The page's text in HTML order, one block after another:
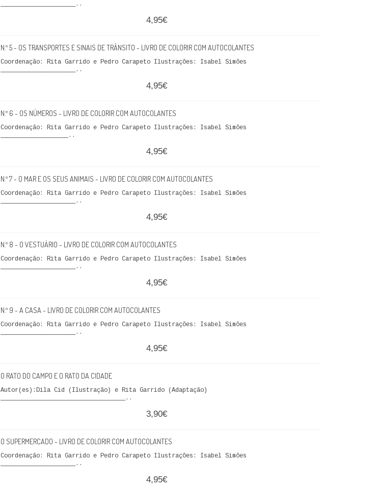
_____________________..
4,95€
N.º 5 - OS TRANSPORTES E SINAIS DE TRÂNSITO - LIVRO DE COLORIR COM AUTOCOLANTES
Coordenação: Rita Garrido e Pedro Carapeto Ilustrações: Isabel Simões
_____________________..
4,95€
N.º 6 - OS NÚMEROS - LIVRO DE COLORIR COM AUTOCOLANTES
Coordenação: Rita Garrido e Pedro Carapeto Ilustrações: Isabel Simões
___________________..
4,95€
N.º 7 - O MAR E OS SEUS ANIMAIS - LIVRO DE COLORIR COM AUTOCOLANTES
Coordenação: Rita Garrido e Pedro Carapeto Ilustrações: Isabel Simões
_____________________..
4,95€
N.º 8 - O VESTUÁRIO - LIVRO DE COLORIR COM AUTOCOLANTES
Coordenação: Rita Garrido e Pedro Carapeto Ilustrações: Isabel Simões
_____________________..
4,95€
N.º 9 - A CASA - LIVRO DE COLORIR COM AUTOCOLANTES
Coordenação: Rita Garrido e Pedro Carapeto Ilustrações: Isabel Simões
_____________________..
4,95€
O RATO DO CAMPO E O RATO DA CIDADE
Autor(es):Dila Cid (Ilustração) e Rita Garrido (Adaptação)
___________________________________..
3,90€
O SUPERMERCADO - LIVRO DE COLORIR COM AUTOCOLANTES
Coordenação: Rita Garrido e Pedro Carapeto Ilustrações: Isabel Simões
_____________________..
4,95€